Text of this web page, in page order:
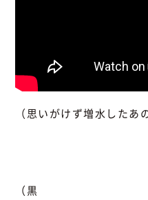
（思いがけず増水したあ
（黒